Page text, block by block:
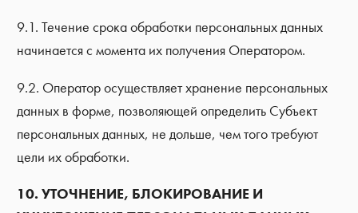
9.1. Течение срока обработки персональных данных
начинается с момента их получения Оператором.
9.2. Оператор осуществляет хранение персональных
данных в форме, позволяющей определить Субъект
персональных данных, не дольше, чем того требуют
цели их обработки.
10. УТОЧНЕНИЕ, БЛОКИРОВАНИЕ И